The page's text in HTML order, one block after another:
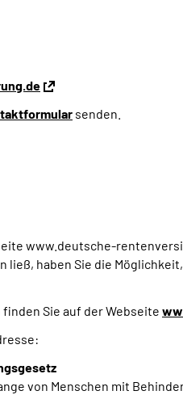
senden.
www.deutsche-
haben Sie die
Sie auf der Webseite
von Menschen mit